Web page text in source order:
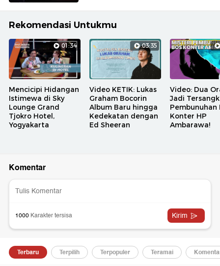
Rekomendasi Untukmu
01:34
Mencicipi Hidangan
Istimewa di Sky
Lounge Grand
Tjokro Hotel,
Yogyakarta
03:35
Video KETIK: Lukas
Graham Bocorin
Album Baru hingga
Kedekatan dengan
Ed Sheeran
Video: Dua
Jadi
Pembunuhan
Konter HP
Ambarawa!